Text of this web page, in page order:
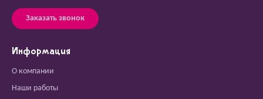
Заказать звонок
Информация
О компании
Наши работы